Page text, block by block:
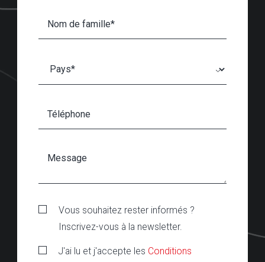
Vous souhaitez rester informés ?
Inscrivez-vous à la newsletter.
J'ai lu et j'accepte les Conditions